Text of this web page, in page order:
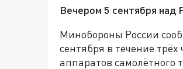
Вечером 5 сентября над
Минобороны России
сентября в течение
аппаратов самолётного